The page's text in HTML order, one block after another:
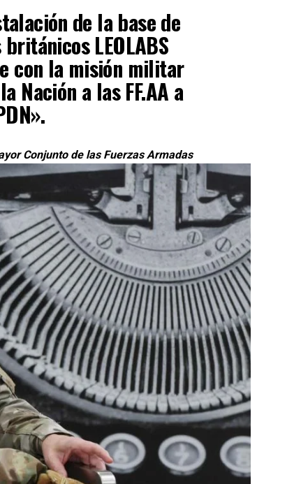
de la base de
LEOLABS
con la misión militar
Nación a las FF.AA a
Conjunto de las Fuerzas Armadas